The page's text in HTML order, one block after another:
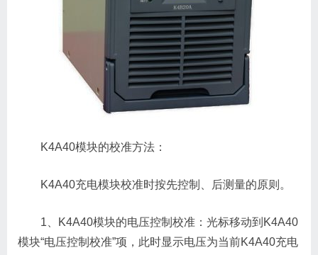
K4A40模块的校准方法：
K4A40充电模块校准时按先控制、后测量的原则。
1、K4A40模块的电压控制校准：光标移动到K4A40
模块“电压控制校准”项，此时显示电压为当前K4A40充电